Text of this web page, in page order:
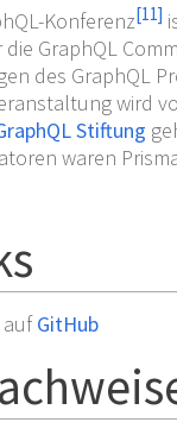
Konferenz[11]
GraphQL
des GraphQL
wird
Stiftung
waren
GitHub